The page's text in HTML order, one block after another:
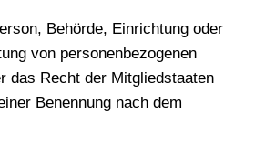
Behörde, Einrichtung oder
von personenbezogenen
das Recht der Mitgliedstaaten
Benennung nach dem